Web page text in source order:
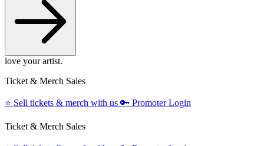
love your artist.
Ticket & Merch Sales
⭐️ Sell tickets & merch with us 🔑 Promoter Login
Ticket & Merch Sales